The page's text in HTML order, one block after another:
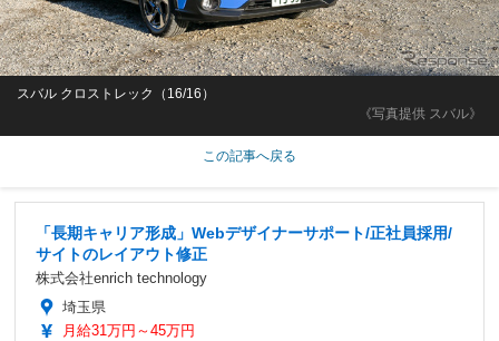
《写真提供 スバル》
スバル クロストレック（16/16）
この記事へ戻る
「長期キャリア形成」Webデザイナーサポート/正社員採用/
サイトのレイアウト修正
株式会社enrich technology
埼玉県
月給31万円～45万円